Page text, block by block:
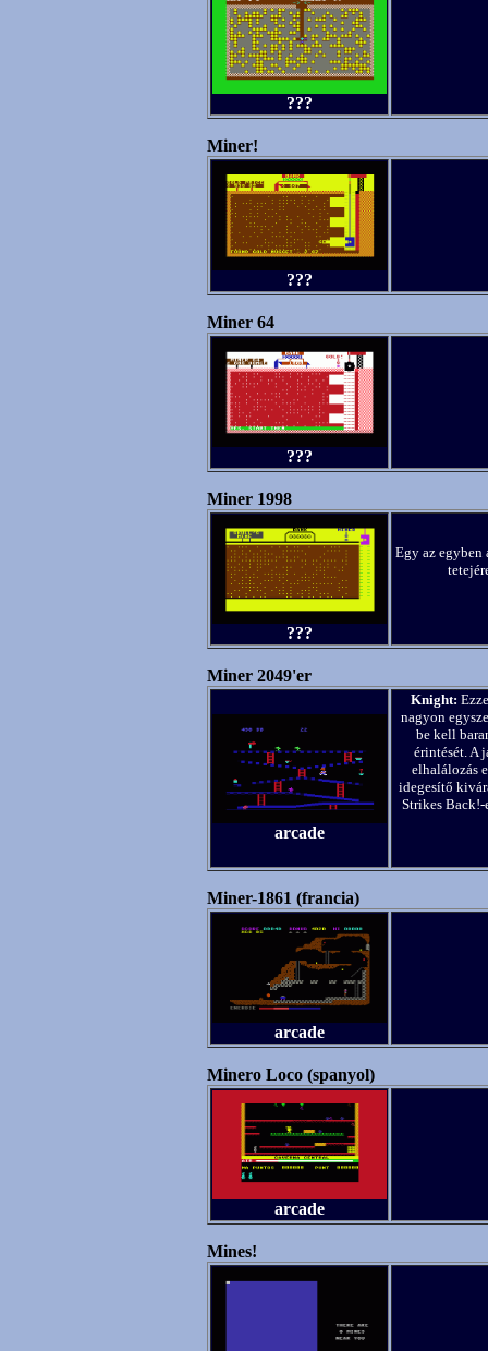
???
Miner!
???
Miner 64
???
Miner 1998
???
Egy az egyben
Miner 2049'er
arcade
Knight:
nagyon
be kell
érintését. A
elhalálozás
idegesítő
Strikes Back!-
Miner-1861 (francia)
arcade
Minero Loco (spanyol)
arcade
Mines!